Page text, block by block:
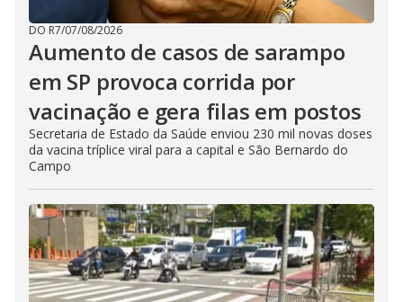
DO R7/07/08/2026
Aumento de casos de sarampo
em SP provoca corrida por
vacinação e gera filas em postos
Secretaria de Estado da Saúde enviou 230 mil novas doses
da vacina tríplice viral para a capital e São Bernardo do
Campo